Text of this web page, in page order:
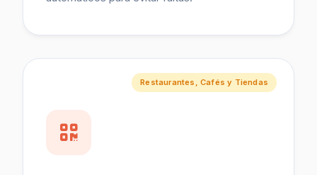
Restaurantes, Cafés y Tiendas